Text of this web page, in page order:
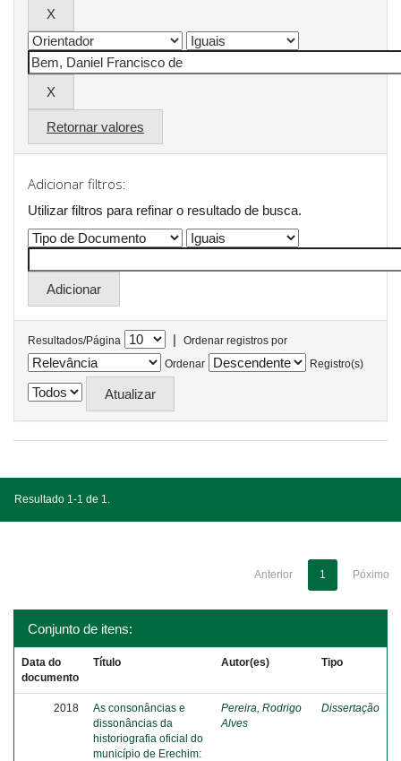
Retornar valores
Adicionar filtros:
Utilizar filtros para refinar o resultado de busca.
Resultados/Página |
Ordenar registros por
Ordenar
Registro(s)
Resultado 1-1 de 1.
Anterior 1 Póximo
Conjunto de itens:
Data do
documento
Título Autor(es) Tipo
2018
As consonâncias e
dissonâncias da
historiografia oficial do
município de Erechim:
Pereira, Rodrigo
Alves
Dissertação